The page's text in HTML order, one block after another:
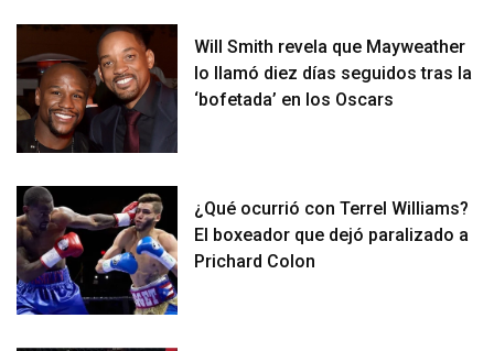
Will Smith revela que Mayweather
lo llamó diez días seguidos tras la
‘bofetada’ en los Oscars
¿Qué ocurrió con Terrel Williams?
El boxeador que dejó paralizado a
Prichard Colon